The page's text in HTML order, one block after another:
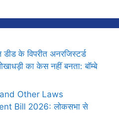
डीड के विपरीत अनरजिस्टर्ड
का केस नहीं बनता: बॉम्बे
Other Laws
Bill 2026: लोकसभा से